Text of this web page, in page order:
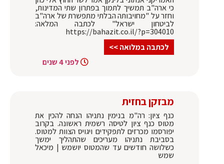
כי ארה"ב תמשיך לתמוך בפתרון שתי המדינות,
וחזר על "מחויבותה הבלתי מתפשרת של ארה"ב
לביטחון ישראל" לכתבה המלאה:
https://bahazit.co.il/?p=304010
לכתבה במלואה >>
לפני 4 שנים
מבזקן בחזית
כנף ציון: רה"מ בנימין נתניהו הנחה להכין את
מטוס כנף ציון לטיסה רשמית ראשונה. בקרוב
יפורסמו מכרזים לתפקידים ויגויס הצוות למטוס.
בסביבת נתניהו מעריכים שהתהליך ימשך
כשלושה חודשים עד שהמטוס יושמש | מיכאל
שמש